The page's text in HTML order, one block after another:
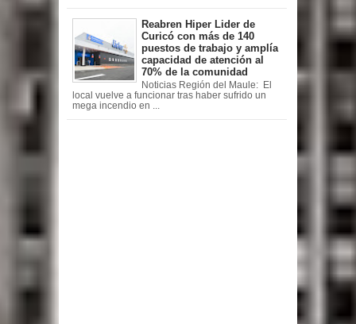
Reabren Hiper Lider de
Curicó con más de 140
puestos de trabajo y amplía
capacidad de atención al
70% de la comunidad
Noticias Región del Maule: El
local vuelve a funcionar tras haber sufrido un
mega incendio en ...